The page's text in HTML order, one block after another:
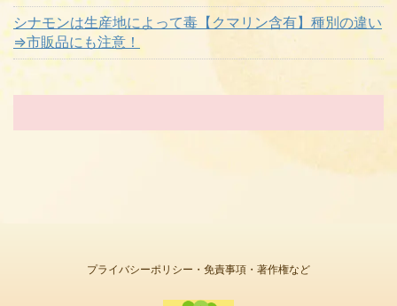
シナモンは生産地によって毒【クマリン含有】種別の違い
⇒市販品にも注意！
プライバシーポリシー・免責事項・著作権など